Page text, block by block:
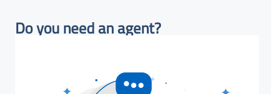
Do you need an agent?​